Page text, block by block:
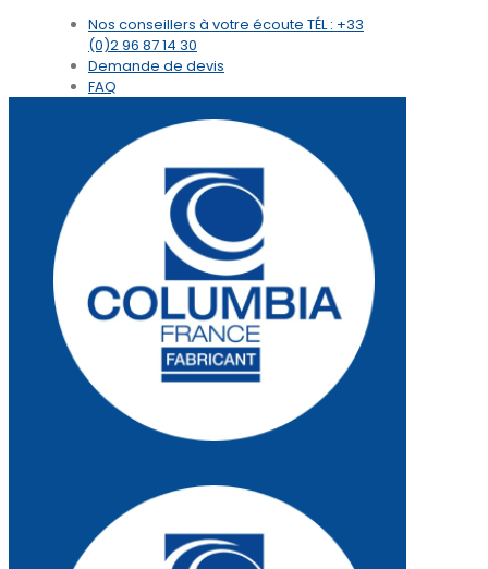
Nos conseillers à votre écoute TÉL : +33
(0)2 96 87 14 30
Demande de devis
FAQ